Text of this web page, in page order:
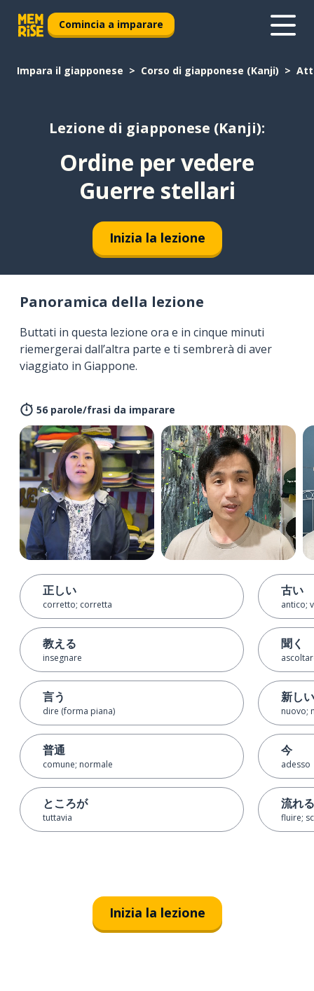
Comincia a imparare
Impara il giapponese Corso di giapponese (Kanji)
Lezione di giapponese (Kanji):
Ordine per vedere
Guerre stellari
Inizia la lezione
Panoramica della lezione
Buttati in questa lezione ora e in cinque minuti
riemergerai dall’altra parte e ti sembrerà di aver
viaggiato in Giappone.
56 parole/frasi da imparare
正しい
corretto; corretta
教える
insegnare
言う
dire (forma piana)
普通
comune; normale
ところが
tuttavia
古い
antico;
聞く
新しい
nuovo;
今
adesso
流れる
fluire;
Inizia la lezione